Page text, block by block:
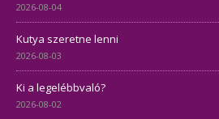
2026-08-04
Kutya szeretne lenni
2026-08-03
Ki a legelébbvaló?
2026-08-02